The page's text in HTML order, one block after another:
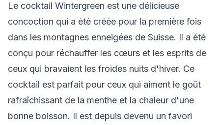
Le cocktail Wintergreen est une délicieuse
concoction qui a été créée pour la première fois
dans les montagnes enneigées de Suisse. Il a été
conçu pour réchauffer les cœurs et les esprits de
ceux qui bravaient les froides nuits d'hiver. Ce
cocktail est parfait pour ceux qui aiment le goût
rafraîchissant de la menthe et la chaleur d'une
bonne boisson. Il est depuis devenu un favori